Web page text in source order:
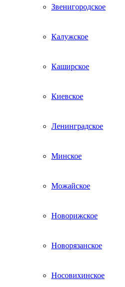
Звенигородское
Калужское
Каширское
Киевское
Ленинградское
Минское
Можайское
Новорижское
Новорязанское
Носовихинское